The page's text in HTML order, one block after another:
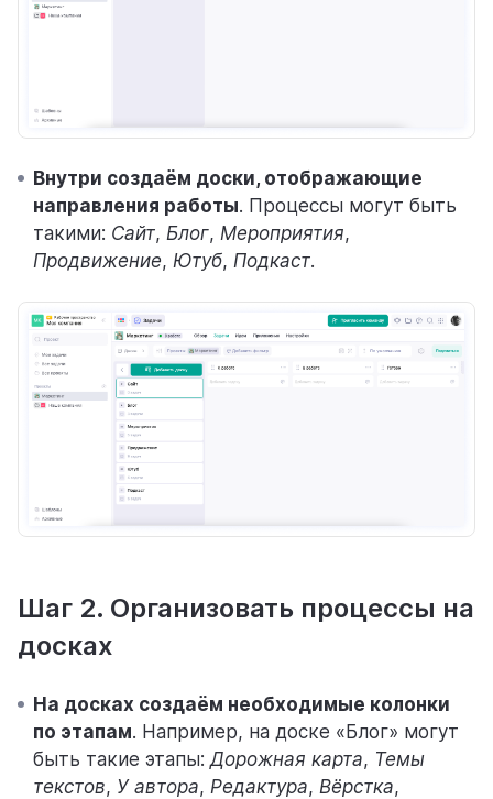
Внутри создаём доски, отображающие
направления работы. Процессы могут быть
такими: Сайт, Блог, Мероприятия,
Продвижение, Ютуб, Подкаст.
Шаг 2. Организовать процессы на
досках
На досках создаём необходимые колонки
по этапам. Например, на доске «Блог» могут
быть такие этапы: Дорожная карта, Темы
текстов, У автора, Редактура, Вёрстка,